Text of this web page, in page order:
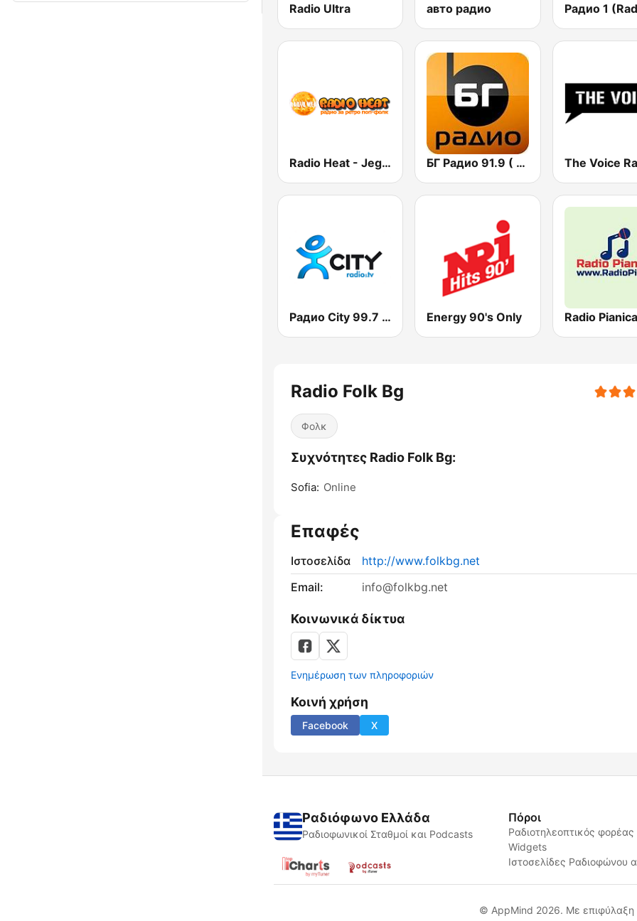
Radio Ultra авто радио Радио 1
Radio Heat - Jega Жега 1 БГ Радио 91.9 ( BG Radio ) The Voice
Радио City 99.7 FM Energy 90's Only
Radio Folk Bg
Φολκ
Συχνότητες Radio Folk Bg:
Sofia: Online
Επαφές
Ιστοσελίδα
http://www.folkbg.net
Email:
info@folkbg.net
Κοινωνικά δίκτυα
Ενημέρωση των πληροφοριών
Κοινή χρήση
Facebook X
Ραδιόφωνο Ελλάδα
Ραδιοφωνικοί Σταθμοί και Podcasts
Πόροι
Ραδιοτηλεοπτικός φορέας
Widgets
Ιστοσελίδες Ραδιοφώνου
© AppMind 2026. Με επιφύλαξη